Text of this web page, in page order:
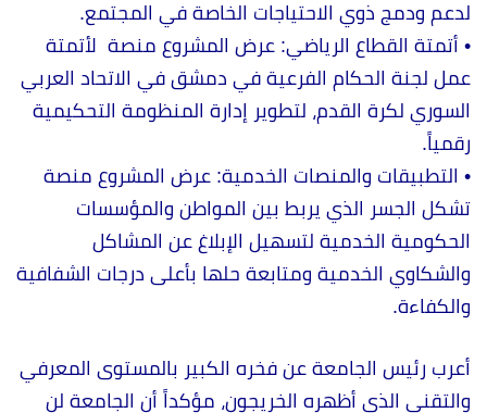
لدعم ودمج ذوي الاحتياجات الخاصة في المجتمع.
• أتمتة القطاع الرياضي: عرض المشروع منصة لأتمتة
عمل لجنة الحكام الفرعية في دمشق في الاتحاد العربي
السوري لكرة القدم، لتطوير إدارة المنظومة التحكيمية
رقمياً.
• التطبيقات والمنصات الخدمية: عرض المشروع منصة
تشكل الجسر الذي يربط بين المواطن والمؤسسات
الحكومية الخدمية لتسهيل الإبلاغ عن المشاكل
والشكاوي الخدمية ومتابعة حلها بأعلى درجات الشفافية
والكفاءة.
أعرب رئيس الجامعة عن فخره الكبير بالمستوى المعرفي
والتقني الذي أظهره الخريجون، مؤكداً أن الجامعة لن